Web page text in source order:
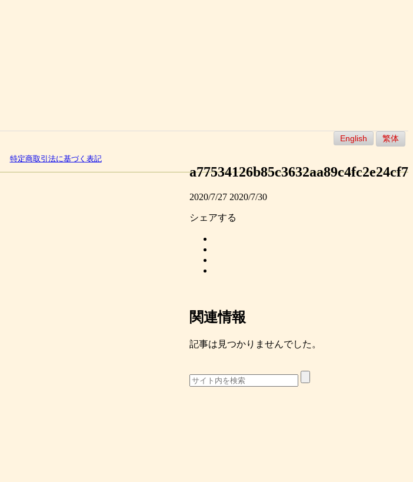
English 繁体
a77534126b85c3632aa89c4fc2e24cf7
2020/7/27 2020/7/30
シェアする
関連情報
記事は見つかりませんでした。
特定商取引法に基づく表記